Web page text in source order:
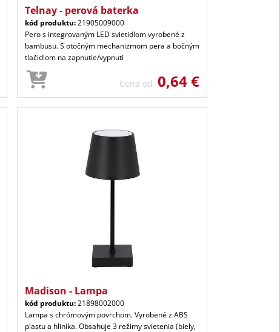
Telnay - perová baterka
kód produktu:21905009000
Pero s integrovaným LED svietidlom vyrobené z
bambusu. S otočným mechanizmom pera a bočným
tlačidlom na zapnutie/vypnuti
Cena od 0,64 €
Madison - Lampa
kód produktu:21898002000
Lampa s chrómovým povrchom. Vyrobené z ABS
plastu a hliníka. Obsahuje 3 režimy svietenia (biely,